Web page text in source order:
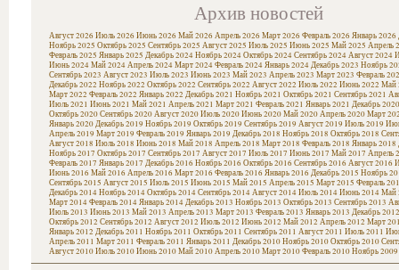
Архив новостей
Август 2026 Июль 2026 Июнь 2026 Май 2026 Апрель 2026 Март 2026 Февраль 2026 Январь 2026
Ноябрь 2025 Октябрь 2025 Сентябрь 2025 Август 2025 Июль 2025 Июнь 2025 Май 2025 Апрель
Февраль 2025 Январь 2025 Декабрь 2024Ноябрь 2024Октябрь 2024Сентябрь 2024Август 2024
Июнь 2024Май 2024Апрель 2024Март 2024Февраль 2024Январь 2024Декабрь 2023 Ноябрь
Сентябрь 2023 Август 2023 Июль 2023 Июнь 2023 Май 2023 Апрель 2023 Март 2023 Февраль
Декабрь 2022 Ноябрь 2022 Октябрь 2022 Сентябрь 2022 Август 2022 Июль 2022 Июнь 2022 Май
Март 2022 Февраль 2022 Январь 2022 Декабрь 2021 Ноябрь 2021 Октябрь 2021 Сентябрь 2021
Июль 2021 Июнь 2021 Май 2021 Апрель 2021 Март 2021 Февраль 2021 Январь 2021 Декабрь 2020
Октябрь 2020Сентябрь 2020Август 2020Июль 2020Июнь 2020Май 2020Апрель 2020Март
Январь 2020Декабрь 2019 Ноябрь 2019 Октябрь 2019 Сентябрь 2019 Август 2019 Июль 2019
Апрель 2019 Март 2019 Февраль 2019 Январь 2019 Декабрь 2018 Ноябрь 2018 Октябрь 2018
Август 2018 Июль 2018 Июнь 2018 Май 2018 Апрель 2018 Март 2018 Февраль 2018 Январь 2018
Ноябрь 2017 Октябрь 2017 Сентябрь 2017 Август 2017 Июль 2017 Июнь 2017 Май 2017 Апрель
Февраль 2017 Январь 2017 Декабрь 2016 Ноябрь 2016 Октябрь 2016 Сентябрь 2016 Август 2016
Июнь 2016 Май 2016 Апрель 2016 Март 2016 Февраль 2016 Январь 2016 Декабрь 2015 Ноябрь
Сентябрь 2015 Август 2015 Июль 2015 Июнь 2015 Май 2015 Апрель 2015 Март 2015 Февраль
Декабрь 2014Ноябрь 2014Октябрь 2014Сентябрь 2014Август 2014Июль 2014Июнь 2014Май
Март 2014Февраль 2014Январь 2014Декабрь 2013 Ноябрь 2013 Октябрь 2013 Сентябрь 2013
Июль 2013 Июнь 2013 Май 2013 Апрель 2013 Март 2013 Февраль 2013 Январь 2013 Декабрь 2012
Октябрь 2012 Сентябрь 2012 Август 2012 Июль 2012 Июнь 2012 Май 2012 Апрель 2012 Март
Январь 2012 Декабрь 2011 Ноябрь 2011 Октябрь 2011 Сентябрь 2011 Август 2011 Июль 2011
Апрель 2011 Март 2011 Февраль 2011 Январь 2011 Декабрь 2010Ноябрь 2010Октябрь 2010
Август 2010Июль 2010Июнь 2010Май 2010Апрель 2010Март 2010Февраль 2010Ноябрь 2009